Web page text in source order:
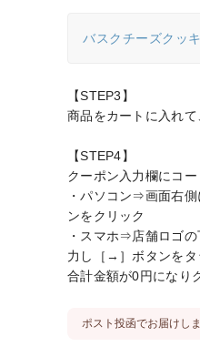
バスクチーズクッ
【STEP3】
商品をカートに入れ
【STEP4】
クーポン入力欄にコー
・パソコン⇒画面右
ンをクリック
・スマホ⇒店舗ロゴ
力し［→］ボタンをタ
合計金額が0円になり
ポスト投函でお届けしま